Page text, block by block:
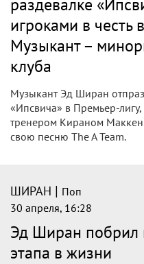
раздевалке
игроками в честь
Музыкант –
клуба
Музыкант Эд Ширан
«Ипсвича» в Премьер-
тренером Кираном
свою песню The A Team.
ШИРАН | Поп
30 апреля, 16:28
Эд Ширан побрил
этапа в жизни